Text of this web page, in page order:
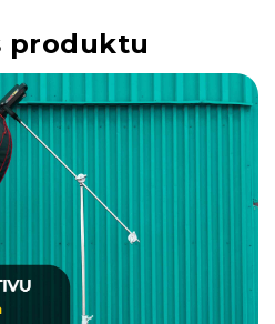
produktu